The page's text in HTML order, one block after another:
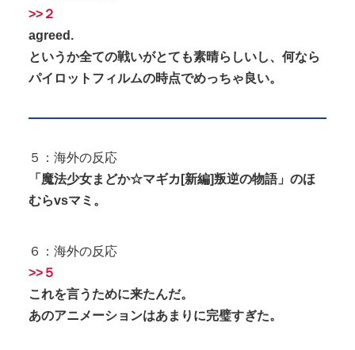
>>２
agreed.
というか全ての戦いがとても素晴らしいし、何なら
パイロットフィルムの時点でめっちゃ良い。
５：海外の反応
「魔法少女まどか☆マギカ[新編]叛逆の物語」のほ
むらvsマミ。
６：海外の反応
>>５
これを言うために来たんだ。
あのアニメーションはあまりに完璧すぎた。